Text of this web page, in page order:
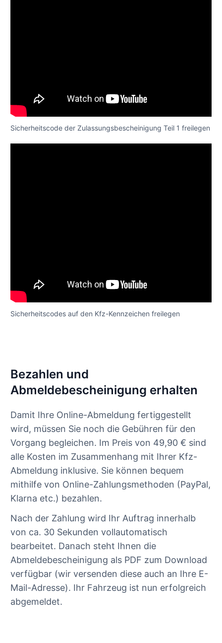
Sicherheitscode der Zulassungsbescheinigung Teil 1 freilegen
Sicherheitscodes auf den Kfz-Kennzeichen freilegen
Bezahlen und
Abmeldebescheinigung erhalten
Damit Ihre Online-Abmeldung fertiggestellt
wird, müssen Sie noch die Gebühren für den
Vorgang begleichen. Im Preis von 49,90 € sind
alle Kosten im Zusammenhang mit Ihrer Kfz-
Abmeldung inklusive. Sie können bequem
mithilfe von Online-Zahlungsmethoden (PayPal,
Klarna etc.) bezahlen.
Nach der Zahlung wird Ihr Auftrag innerhalb
von ca. 30 Sekunden vollautomatisch
bearbeitet. Danach steht Ihnen die
Abmeldebescheinigung als PDF zum Download
verfügbar (wir versenden diese auch an Ihre E-
Mail-Adresse). Ihr Fahrzeug ist nun erfolgreich
abgemeldet.